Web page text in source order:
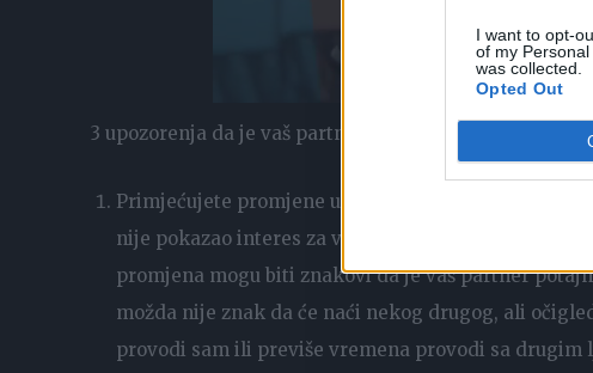
I want to opt-
of my
was collected.
Opted Out
3 upozorenja da je vaš partner nesrećan s vama u vezi
Primjećujete promjene u ponašanju vašeg
nije pokazao interes za video igre. Ili se možda
promjena mogu biti znakovi da je vaš partner
možda nije znak da će naći nekog drugog, ali
provodi sam ili previše vremena provodi sa